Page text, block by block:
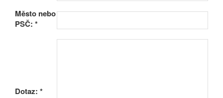
Město nebo
PSČ: *
Dotaz: *